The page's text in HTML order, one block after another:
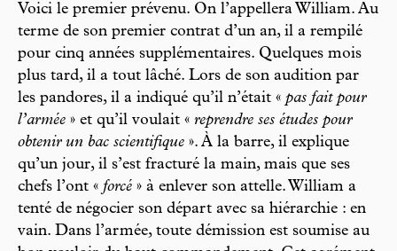
Voici le premier prévenu. On l’appellera William. Au
terme de son premier contrat d’un an, il a rempilé
pour cinq années supplémentaires. Quelques mois
plus tard, il a tout lâché. Lors de son audition par
les pandores, il a indiqué qu’il n’était « pas fait pour
l’armée » et qu’il voulait « reprendre ses études pour
obtenir un bac scientifique ». À la barre, il explique
qu’un jour, il s’est fracturé la main, mais que ses
chefs l’ont « forcé » à enlever son attelle. William a
tenté de négocier son départ avec sa hiérarchie : en
vain. Dans l’armée, toute démission est soumise au